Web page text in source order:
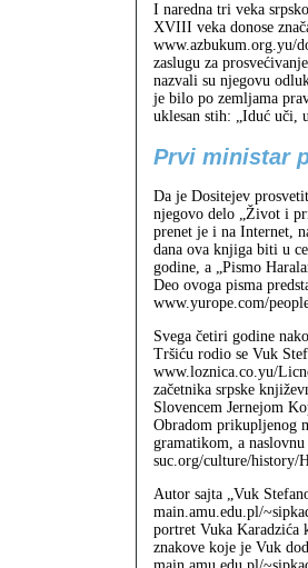
I naredna tri veka
XVIII veka donose
www.azbukum.org.yu/
zaslugu za
nazvali su njegovu
je bilo po zemljama
uklesan stih: „Iduć uči,
Prvi ministar
Da je Dositejev
njegovo delo „Život i
prenet je i na Internet,
dana ova knjiga biti u
godine, a „Pismo
Deo ovoga pisma
www.yurope.com/
Svega četiri godine
Tršiću rodio se Vuk
www.loznica.co.yu/
začetnika srpske
Slovencem Jernejom
Obradom prikupljenog
gramatikom, a
suc.org/culture/history/
Autor sajta „Vuk
main.amu.edu.pl/
portret Vuka Karadzića
znakove koje je Vuk